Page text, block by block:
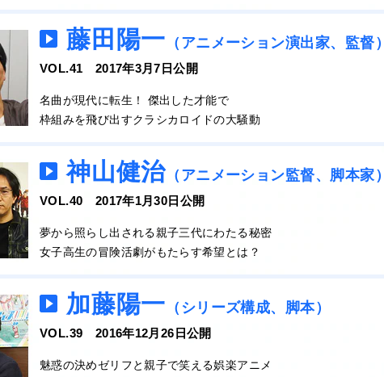
藤田陽一 （アニメーション演出家、監督）
VOL.41 2017年3月7日公開
名曲が現代に転生！ 傑出した才能で
枠組みを飛び出すクラシカロイドの大騒動
神山健治（アニメーション監督、脚本家）
VOL.40 2017年1月30日公開
夢から照らし出される親子三代にわたる秘密
女子高生の冒険活劇がもたらす希望とは？
加藤陽一 （シリーズ構成、脚本）
VOL.39 2016年12月26日公開
魅惑の決めゼリフと親子で笑える娯楽アニメ